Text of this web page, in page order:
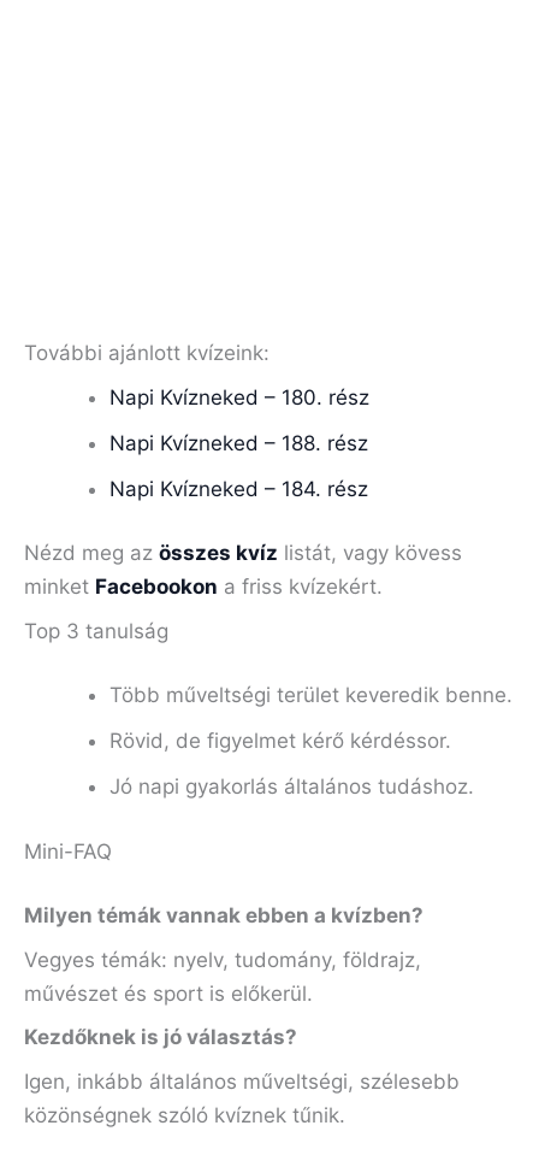
További ajánlott kvízeink:
Napi Kvízneked – 180. rész
Napi Kvízneked – 188. rész
Napi Kvízneked – 184. rész
Nézd meg az összes kvíz listát, vagy kövess
minket Facebookon a friss kvízekért.
Top 3 tanulság
Több műveltségi terület keveredik benne.
Rövid, de figyelmet kérő kérdéssor.
Jó napi gyakorlás általános tudáshoz.
Mini-FAQ
Milyen témák vannak ebben a kvízben?
Vegyes témák: nyelv, tudomány, földrajz,
művészet és sport is előkerül.
Kezdőknek is jó választás?
Igen, inkább általános műveltségi, szélesebb
közönségnek szóló kvíznek tűnik.